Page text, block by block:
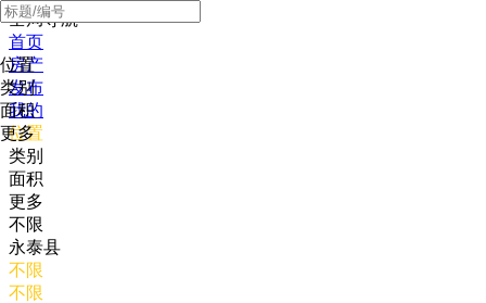
全局导航
首页
房产
发布
我的
位置
类别
面积
更多
位置
类别
面积
更多
不限
永泰县
不限
不限